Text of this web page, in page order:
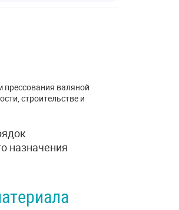
валяной
строительстве и
назначения